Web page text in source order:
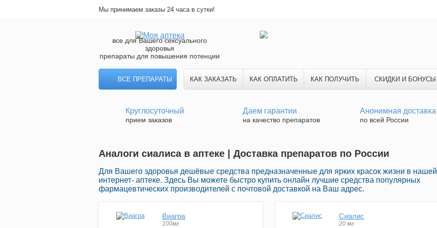
Мы принимаем заказы 24 часа в сутки!
все для Вашего сексуального
здоровья
препараты для повышения потенции
ВСЕ ПРЕПАРАТЫ КАК ЗАКАЗАТЬ КАК ОПЛАТИТЬ КАК ПОЛУЧИТЬ СКИДКИ И БОНУСЫ
Круглосуточный
прием заказов
Даем гарантии
на качество препаратов
Анонимная доставка
по всей России
Аналоги сиалиса в аптеке | Доставка препаратов по России
Для Вашего здоровья дешёвые средства предназначенные для ярких красок жизни в нашей
интернет- аптеке. Здесь Вы можете быстро купить онлайн лучшие средства популярных
фармацевтических производителей с почтовой доставкой на Ваш адрес.
Виагра
100мг
Сиалис
20 мг